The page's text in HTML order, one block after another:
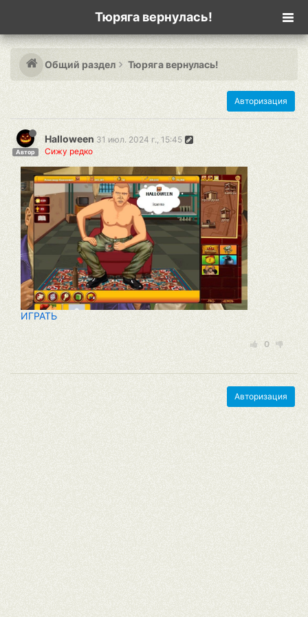
Тюряга вернулась!
Общий раздел Тюряга вернулась!
Авторизация
Автор
Halloween 31 июл. 2024 г., 15:45
Сижу редко
ИГРАТЬ
0
Авторизация